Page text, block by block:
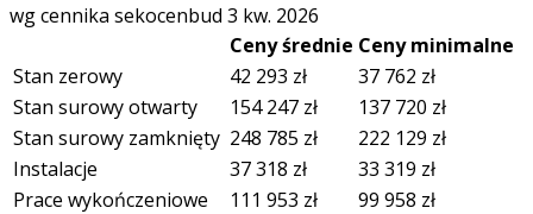
wg cennika sekocenbud 3 kw. 2026
Ceny średnie Ceny minimalne
Stan zerowy
42 293 zł 37 762 zł
Stan surowy otwarty
154 247 zł 137 720 zł
Stan surowy zamknięty 248 785 zł 222 129 zł
Instalacje
37 318 zł 33 319 zł
Prace wykończeniowe
111 953 zł 99 958 zł